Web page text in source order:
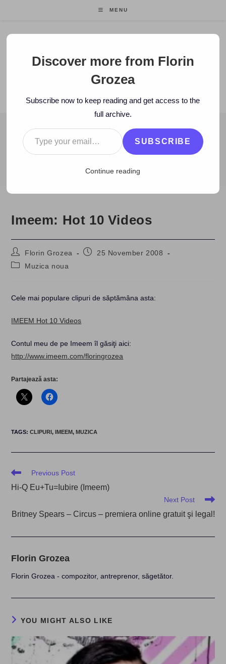
MENU
Florin Grozea
ENTREPRENEUR. FOUNDER/CEO MOCAPP.
BLOG
2008 > November > 25 > Muzica noua > Imeem: Hot 10 Videos
Imeem: Hot 10 Videos
Post
author:
Florin Grozea
Post25 November 2008
PostMuzica noua
Cele mai populare clipuri de săptămâna asta:
IMEEM Hot 10 Videos
Contul meu de pe Imeem îl găsiţi aici:
http://www.imeem.com/floringrozea
Partajează asta:
TAGS:CLIPURI, IMEEM, MUZICA
Read
articles
Previous Post
Hi-Q Eu+Tu=Iubire (Imeem)
Next Post
Britney Spears – Circus – premiera online gratuit şi legal!
Florin Grozea
Florin Grozea - compozitor, antreprenor, săgetător.
YOU MIGHT ALSO LIKE
Discover more from Florin
Grozea
Subscribe now to keep reading and get access to the
full archive.
Type your email…
SUBSCRIBE
Continue reading